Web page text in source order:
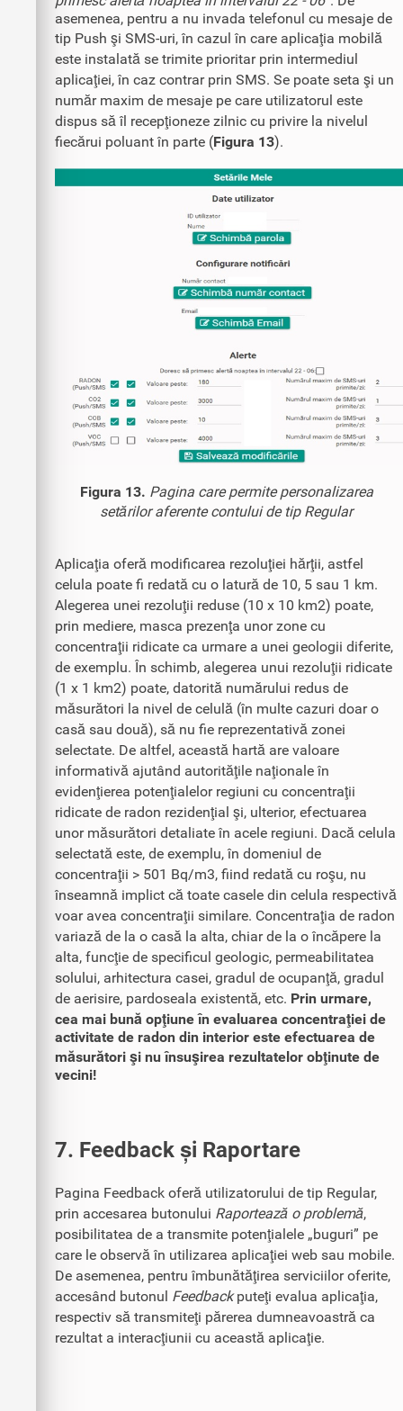
asemenea, pentru a nu invada telefonul cu mesaje de
tip Push şi SMS-uri, în cazul în care aplicaţia mobilă
este instalată se trimite prioritar prin intermediul
aplicaţiei, în caz contrar prin SMS. Se poate seta şi un
număr maxim de mesaje pe care utilizatorul este
dispus să îl recepţioneze zilnic cu privire la nivelul
fiecărui poluant în parte (Figura 13).
Figura 13. Pagina care permite personalizarea
setărilor aferente contului de tip Regular
Aplicaţia oferă modificarea rezoluţiei hărţii, astfel
celula poate fi redată cu o latură de 10, 5 sau 1 km.
Alegerea unei rezoluţii reduse (10 x 10 km2) poate,
prin mediere, masca prezenţa unor zone cu
concentraţii ridicate ca urmare a unei geologii diferite,
de exemplu. În schimb, alegerea unui rezoluţii ridicate
(1 x 1 km2) poate, datorită numărului redus de
măsurători la nivel de celulă (în multe cazuri doar o
casă sau două), să nu fie reprezentativă zonei
selectate. De altfel, această hartă are valoare
informativă ajutând autorităţile naţionale în
evidenţierea potenţialelor regiuni cu concentraţii
ridicate de radon rezidenţial şi, ulterior, efectuarea
unor măsurători detaliate în acele regiuni. Dacă celula
selectată este, de exemplu, în domeniul de
concentraţii > 501 Bq/m3, fiind redată cu roşu, nu
înseamnă implict că toate casele din celula respectivă
voar avea concentraţii similare. Concentraţia de radon
variază de la o casă la alta, chiar de la o încăpere la
alta, funcţie de specificul geologic, permeabilitatea
solului, arhitectura casei, gradul de ocupanţă, gradul
de aerisire, pardoseala existentă, etc. Prin urmare,
cea mai bună opţiune în evaluarea concentraţiei de
activitate de radon din interior este efectuarea de
măsurători şi nu însuşirea rezultatelor obţinute de
vecini!
7. Feedback și Raportare
Pagina Feedback oferă utilizatorului de tip Regular,
prin accesarea butonului Raportează o problemă,
posibilitatea de a transmite potenţialele „buguri” pe
care le observă în utilizarea aplicaţiei web sau mobile.
De asemenea, pentru îmbunătăţirea serviciilor oferite,
accesând butonul Feedbackputeţi evalua aplicaţia,
respectiv să transmiteţi părerea dumneavoastră ca
rezultat a interacţiunii cu această aplicaţie.